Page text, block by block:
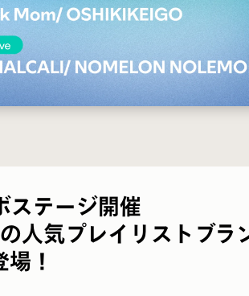
ステージ開催
人気プレイリストブラ
！